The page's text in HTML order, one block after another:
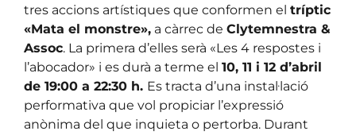
tres accions artístiques que conformen el tríptic
«Mata el monstre», a càrrec de Clytemnestra &
Assoc. La primera d’elles serà «Les 4 respostes i
l’abocador» i es durà a terme el 10, 11 i 12 d’abril
de 19:00 a 22:30 h. Es tracta d’una instal·lació
performativa que vol propiciar l’expressió
anònima del que inquieta o pertorba. Durant